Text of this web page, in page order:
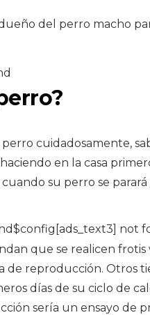
del perro macho
cuidadosamente,
en la casa
su perro se
not
que se realicen
de reproducción. Otros
días de su ciclo de
sería un ensayo de